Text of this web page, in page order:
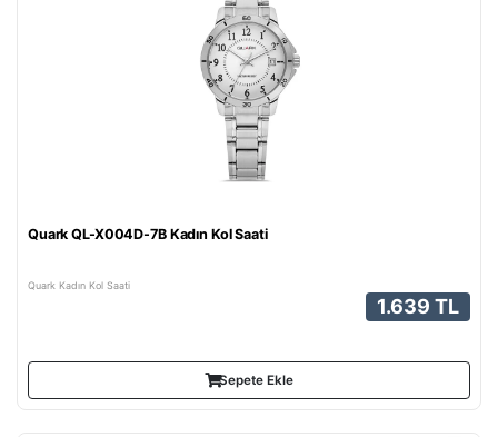
Quark QL-X004D-7B Kadın Kol Saati
Quark Kadın Kol Saati
1.639 TL
Sepete Ekle